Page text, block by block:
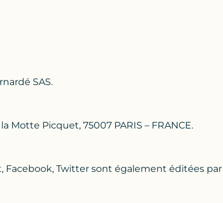
SAS.
Motte Picquet, 75007 PARIS – FRANCE.
Facebook, Twitter sont également éditées par